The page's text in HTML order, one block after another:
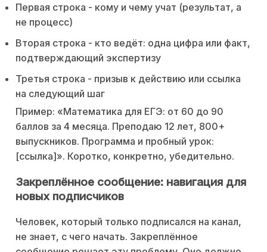
Первая строка - кому и чему учат (результат, а
не процесс)
Вторая строка - кто ведёт: одна цифра или факт,
подтверждающий экспертизу
Третья строка - призыв к действию или ссылка
на следующий шаг
Пример: «Математика для ЕГЭ: от 60 до 90
баллов за 4 месяца. Преподаю 12 лет, 800+
выпускников. Программа и пробный урок:
[ссылка]». Коротко, конкретно, убедительно.
Закреплённое сообщение: навигация для
новых подписчиков
Человек, который только подписался на канал,
не знает, с чего начать. Закреплённое